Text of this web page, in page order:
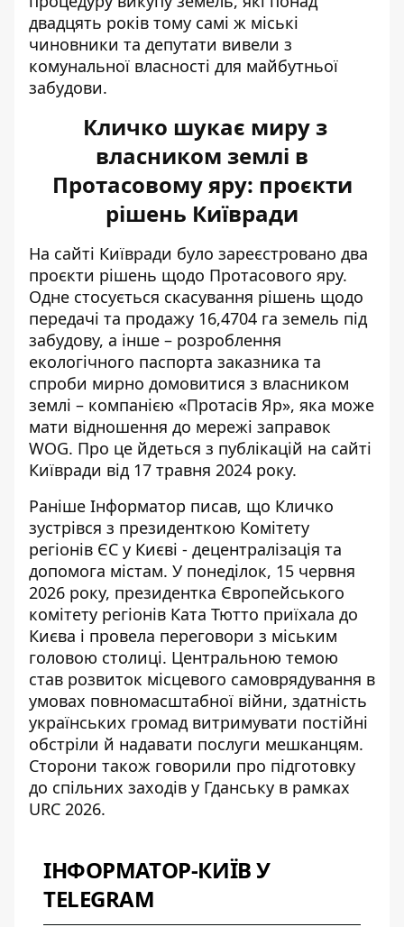
двадцять років тому самі ж міські
чиновники та депутати вивели з
комунальної власності для майбутньої
забудови.
Кличко шукає миру з
власником землі в
Протасовому яру: проєкти
рішень Київради
На сайті Київради було зареєстровано два
проєкти рішень щодо Протасового яру.
Одне стосується скасування рішень щодо
передачі та продажу 16,4704 га земель під
забудову, а інше – розроблення
екологічного паспорта заказника та
спроби мирно домовитися з власником
землі – компанією «Протасів Яр», яка може
мати відношення до мережі заправок
WOG. Про це йдеться з публікацій на сайті
Київради від 17 травня 2024 року.
Раніше Інформатор писав, що Кличко
зустрівся з президенткою Комітету
регіонів ЄС у Києві - децентралізація та
допомога містам. У понеділок, 15 червня
2026 року, президентка Європейського
комітету регіонів Ката Тютто приїхала до
Києва і провела переговори з міським
головою столиці. Центральною темою
став розвиток місцевого самоврядування в
умовах повномасштабної війни, здатність
українських громад витримувати постійні
обстріли й надавати послуги мешканцям.
Сторони також говорили про підготовку
до спільних заходів у Гданську в рамках
URC 2026.
ІНФОРМАТОР-КИЇВ У
TELEGRAM